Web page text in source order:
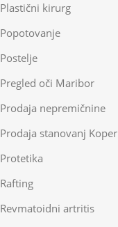
Plastični kirurg
Popotovanje
Postelje
Pregled oči Maribor
Prodaja nepremičnine
Prodaja stanovanj Koper
Protetika
Rafting
Revmatoidni artritis